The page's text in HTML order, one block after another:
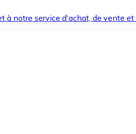
à notre service d'achat, de vente et